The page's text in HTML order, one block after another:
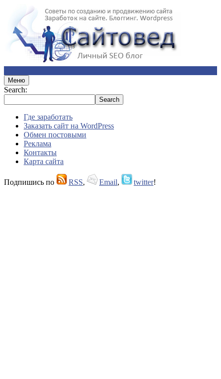
Меню
Search:
Где заработать
Заказать сайт на WordPress
Обмен постовыми
Реклама
Контакты
Карта сайта
Подпишись по RSS, Email, twitter!